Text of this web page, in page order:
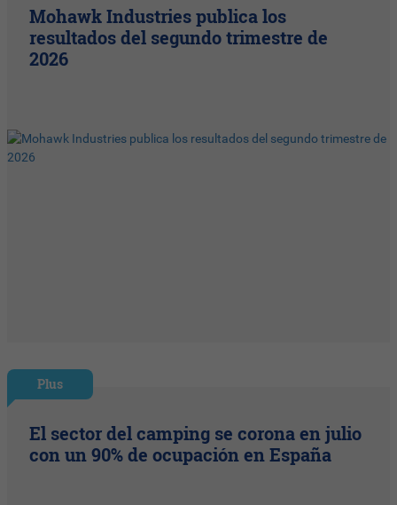
Mohawk Industries publica los
resultados del segundo trimestre de
2026
Plus
El sector del camping se corona en julio
con un 90% de ocupación en España